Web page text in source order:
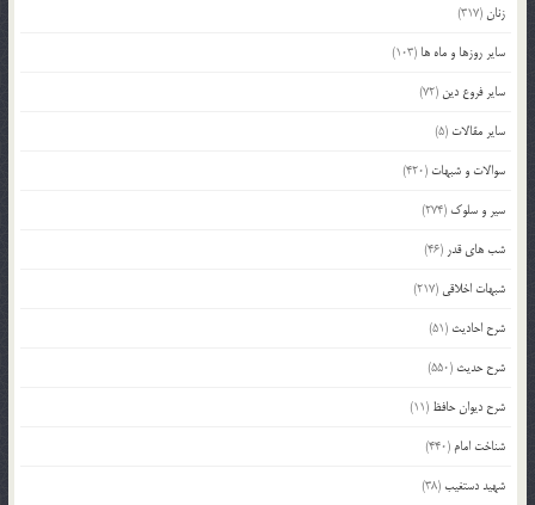
زنان(317)
سایر روزها و ماه ها (103)
سایر فروع دین (72)
سایر مقالات (5)
سوالات و شبهات (420)
سیر و سلوک (274)
شب های قدر (46)
شبهات اخلاقی (217)
شرح احادیث (51)
شرح حدیث (550)
شرح دیوان حافظ (11)
شناخت امام (440)
شهید دستغیب(38)